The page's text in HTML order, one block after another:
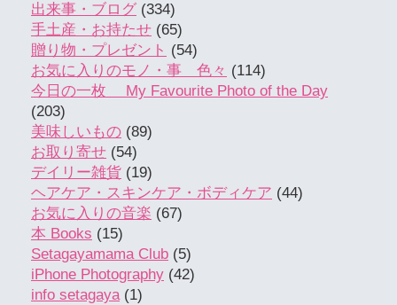
出来事・ブログ (334)
手土産・お持たせ (65)
贈り物・プレゼント (54)
お気に入りのモノ・事 色々 (114)
今日の一枚 My Favourite Photo of the Day
(203)
美味しいもの (89)
お取り寄せ (54)
デイリー雑貨 (19)
ヘアケア・スキンケア・ボディケア (44)
お気に入りの音楽 (67)
本 Books (15)
Setagayamama Club (5)
iPhone Photography (42)
info setagaya(1)